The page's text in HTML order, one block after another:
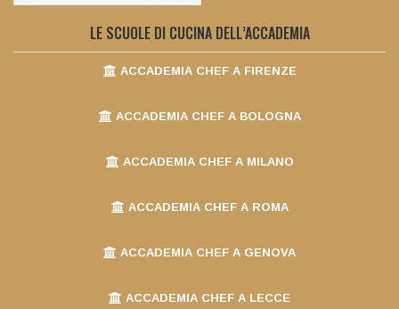
LE SCUOLE DI CUCINA DELL’ACCADEMIA
ACCADEMIA CHEF A FIRENZE
ACCADEMIA CHEF A BOLOGNA
ACCADEMIA CHEF A MILANO
ACCADEMIA CHEF A ROMA
ACCADEMIA CHEF A GENOVA
ACCADEMIA CHEF A LECCE